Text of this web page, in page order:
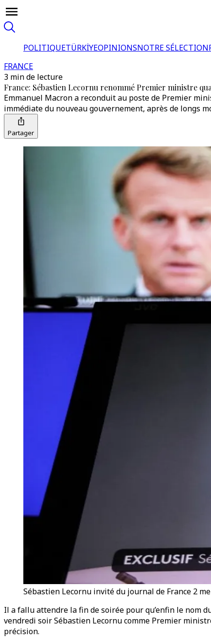
POLITIQUETÜRKİYEOPINIONSNOTRE SÉLECTION
FRANCE
3 min de lecture
France: Sébastien Lecornu renommé Premier ministre
Emmanuel Macron a reconduit au poste de Premier
immédiate du nouveau gouvernement, après de longs
Partager
Sébastien Lecornu invité du journal de France 2
Il a fallu attendre la fin de soirée pour qu’enfin le nom
vendredi soir Sébastien Lecornu comme Premier
précision.